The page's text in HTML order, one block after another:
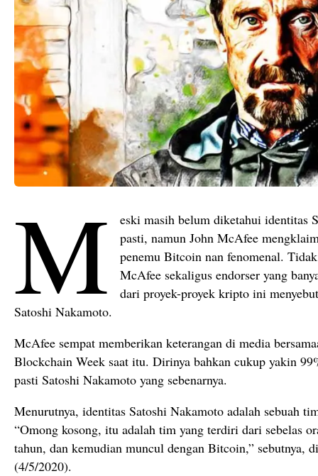
M
eski masih belum diketahui identitas
pasti, namun John McAfee
penemu Bitcoin nan fenomenal.
McAfee sekaligus endorser yang
dari proyek-proyek kripto ini
Satoshi Nakamoto.
McAfee sempat memberikan keterangan di media
Blockchain Week saat itu. Dirinya bahkan cukup yakin
pasti Satoshi Nakamoto yang sebenarnya.
Menurutnya, identitas Satoshi Nakamoto adalah sebuah
“Omong kosong, itu adalah tim yang terdiri dari sebelas
tahun, dan kemudian muncul dengan Bitcoin,” sebutnya,
(4/5/2020).